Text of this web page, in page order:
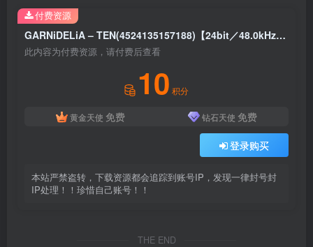
GARNiDELiA – TEN(4524135157188)【24bit／48.0kHz】日本区
此内容为付费资源，请付费后查看
10 积分
黄金天使 免费 钻石天使 免费
登录购买
本站严禁盗转，下载资源都会追踪到账号IP，发现一律封号封
IP处理！！珍惜自己账号！！
付费资源
THE END